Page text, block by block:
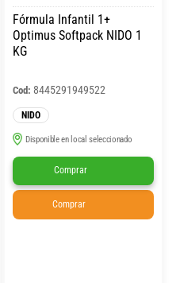
Fórmula Infantil 1+
Optimus Softpack NIDO 1
KG
Cod: 8445291949522
NIDO
Disponible en local seleccionado
Comprar
Comprar